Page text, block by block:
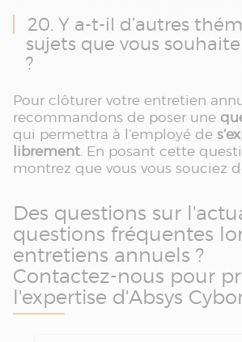
20. Y a-t-il d’autres
sujets que vous
?
Pour clôturer votre entretien
recommandons de poser une
qui permettra à l’employé de
librement. En posant cette
montrez que vous vous souciez
Des questions sur
questions fréquentes
entretiens annuels ?
Contactez-nous pour
l'expertise d'Absys